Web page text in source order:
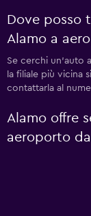
Dove posso
Alamo a
Se cerchi un'auto
la filiale più vicina
contattarla al
Alamo offre
aeroporto